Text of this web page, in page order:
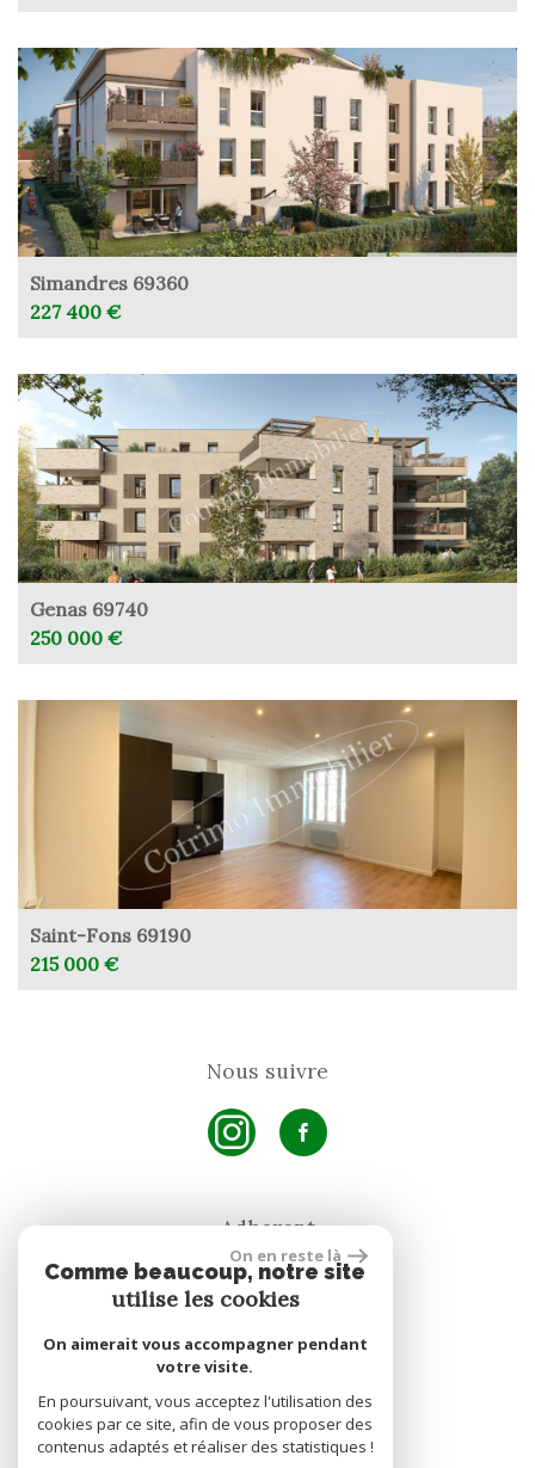
Simandres 69360
227 400 €
Genas 69740
250 000 €
Saint-Fons 69190
215 000 €
Nous suivre
Adherent
site réalisé par
On en reste là
Comme beaucoup, notre site
utilise les cookies
On aimerait vous accompagner pendant
votre visite.
En poursuivant, vous acceptez l'utilisation des
cookies par ce site, afin de vous proposer des
contenus adaptés et réaliser des statistiques !